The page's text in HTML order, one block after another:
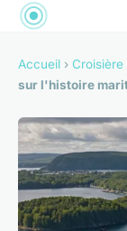
Accueil › Croisière
sur l'histoire